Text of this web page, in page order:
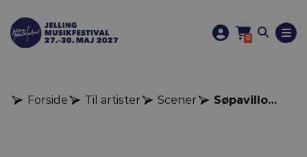
0
Søpavillonen
Scener
Til artister
Forside